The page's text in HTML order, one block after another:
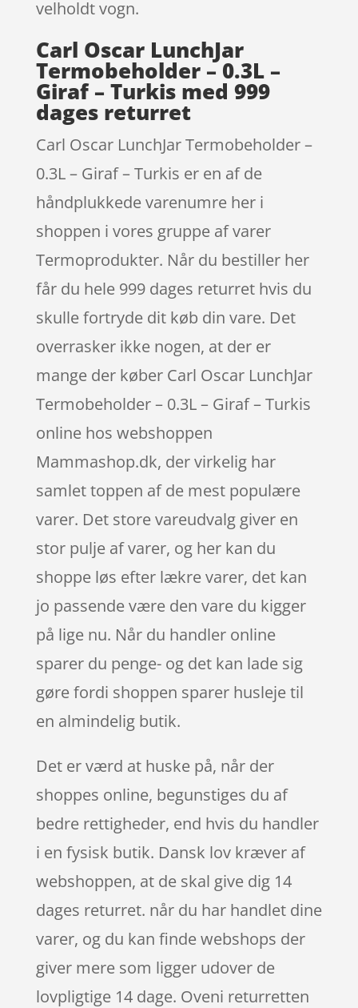
velholdt vogn.
Carl Oscar LunchJar
Termobeholder – 0.3L –
Giraf – Turkis med 999
dages returret
Carl Oscar LunchJar Termobeholder –
0.3L – Giraf – Turkis er en af de
håndplukkede varenumre her i
shoppen i vores gruppe af varer
Termoprodukter. Når du bestiller her
får du hele 999 dages returret hvis du
skulle fortryde dit køb din vare. Det
overrasker ikke nogen, at der er
mange der køber Carl Oscar LunchJar
Termobeholder – 0.3L – Giraf – Turkis
online hos webshoppen
Mammashop.dk, der virkelig har
samlet toppen af de mest populære
varer. Det store vareudvalg giver en
stor pulje af varer, og her kan du
shoppe løs efter lækre varer, det kan
jo passende være den vare du kigger
på lige nu. Når du handler online
sparer du penge- og det kan lade sig
gøre fordi shoppen sparer husleje til
en almindelig butik.
Det er værd at huske på, når der
shoppes online, begunstiges du af
bedre rettigheder, end hvis du handler
i en fysisk butik. Dansk lov kræver af
webshoppen, at de skal give dig 14
dages returret. når du har handlet dine
varer, og du kan finde webshops der
giver mere som ligger udover de
lovpligtige 14 dage. Oveni returretten